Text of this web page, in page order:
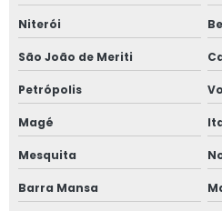
Niterói
São João de Meriti
Petrópolis
Magé
Mesquita
Barra Mansa